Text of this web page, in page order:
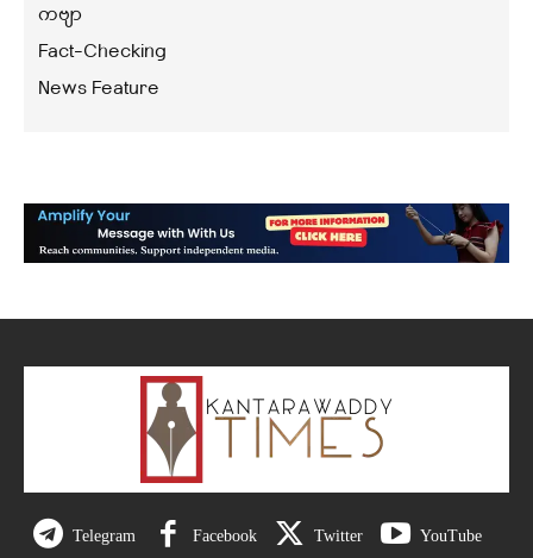
ကဗျာ
Fact-Checking
News Feature
Telegram Facebook Twitter YouTube